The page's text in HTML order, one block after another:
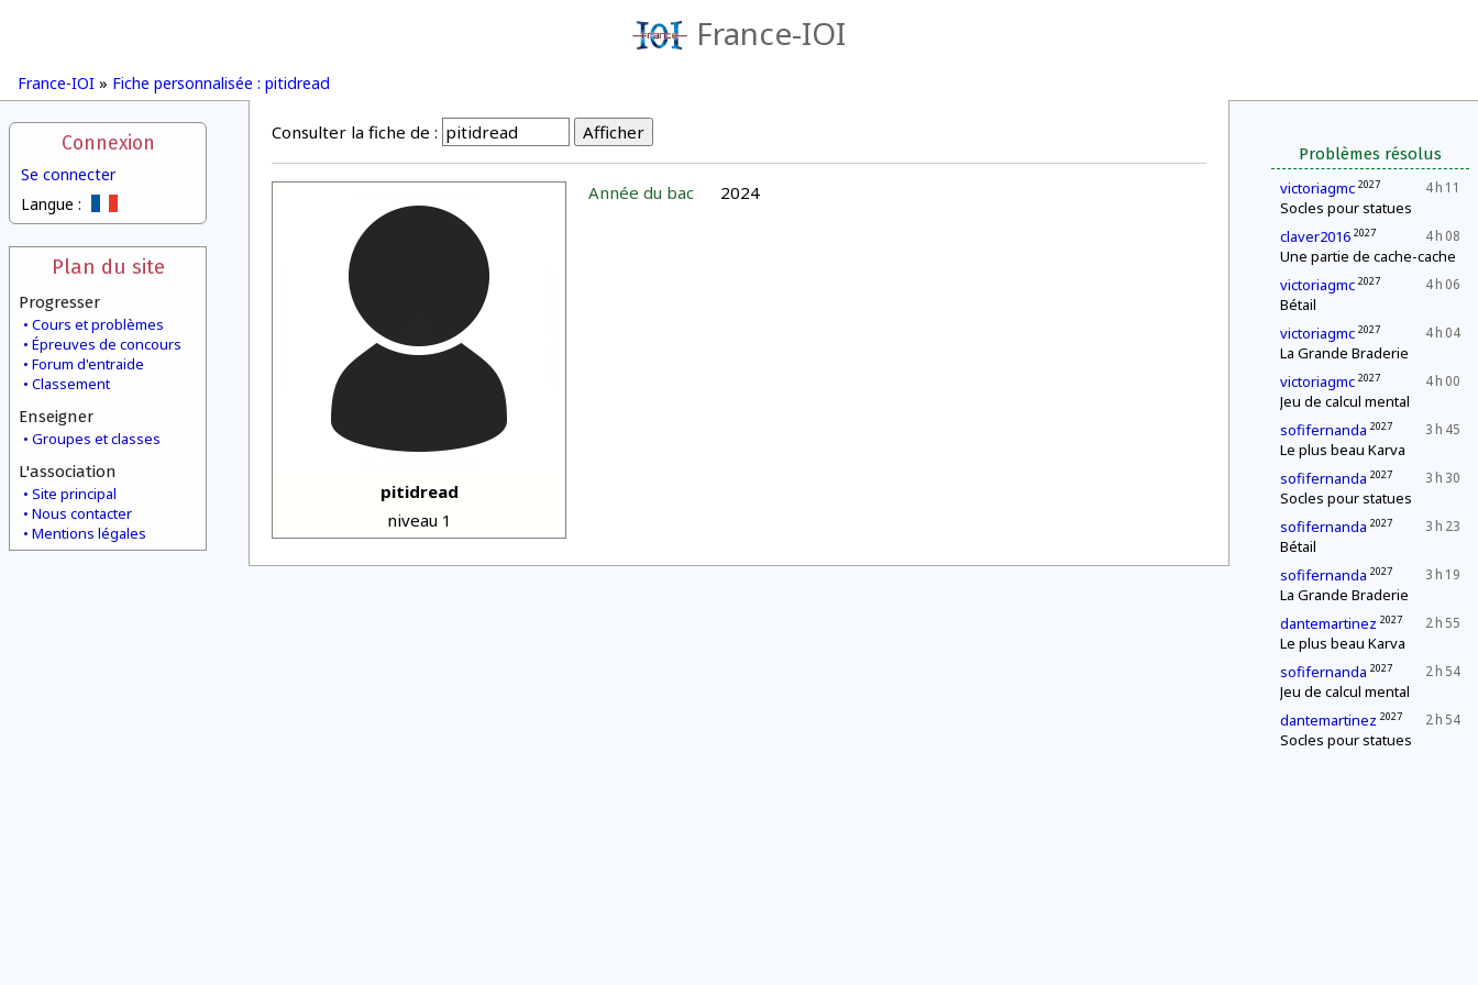
France-IOI
France-IOI » Fiche personnalisée : pitidread
Connexion
Se connecter
Langue :
Plan du site
Progresser
Cours et problèmes
Épreuves de concours
Forum d'entraide
Classement
Enseigner
Groupes et classes
L'association
Site principal
Nous contacter
Mentions légales
Problèmes résolus
4 h 11
victoriagmc 2027
Socles pour statues
4 h 08
claver2016 2027
Une partie de cache-cache
4 h 06
victoriagmc 2027
Bétail
4 h 04
victoriagmc 2027
La Grande Braderie
4 h 00
victoriagmc 2027
Jeu de calcul mental
3 h 45
sofifernanda 2027
Le plus beau Karva
3 h 30
sofifernanda 2027
Socles pour statues
3 h 23
sofifernanda 2027
Bétail
3 h 19
sofifernanda 2027
La Grande Braderie
2 h 55
dantemartinez 2027
Le plus beau Karva
2 h 54
sofifernanda 2027
Jeu de calcul mental
2 h 54
dantemartinez 2027
Socles pour statues
Consulter la fiche de :
pitidread
niveau 1
Année du bac 2024